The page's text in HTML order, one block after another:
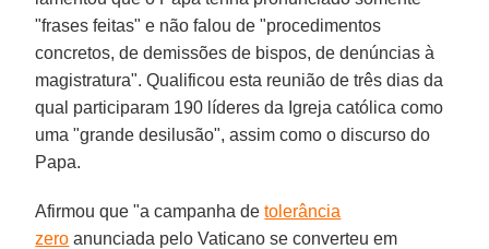
"frases feitas" e não falou de "procedimentos
concretos, de demissões de bispos, de denúncias à
magistratura". Qualificou esta reunião de três dias da
qual participaram 190 líderes da Igreja católica como
uma "grande desilusão", assim como o discurso do
Papa.
Afirmou que "a campanha detolerância
zero anunciada pelo Vaticano se converteu em